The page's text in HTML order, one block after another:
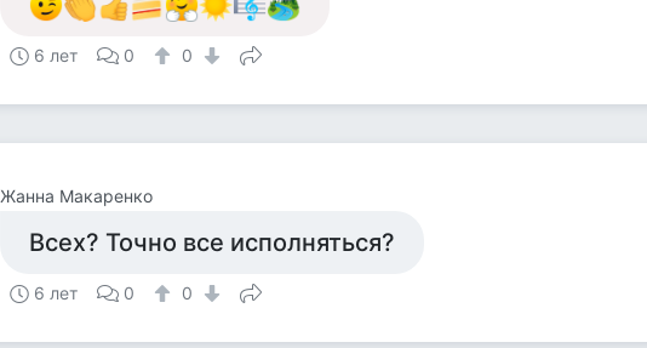
6 лет 0 0
Жанна Макаренко
Всех? Точно все исполняться?
6 лет 0 0